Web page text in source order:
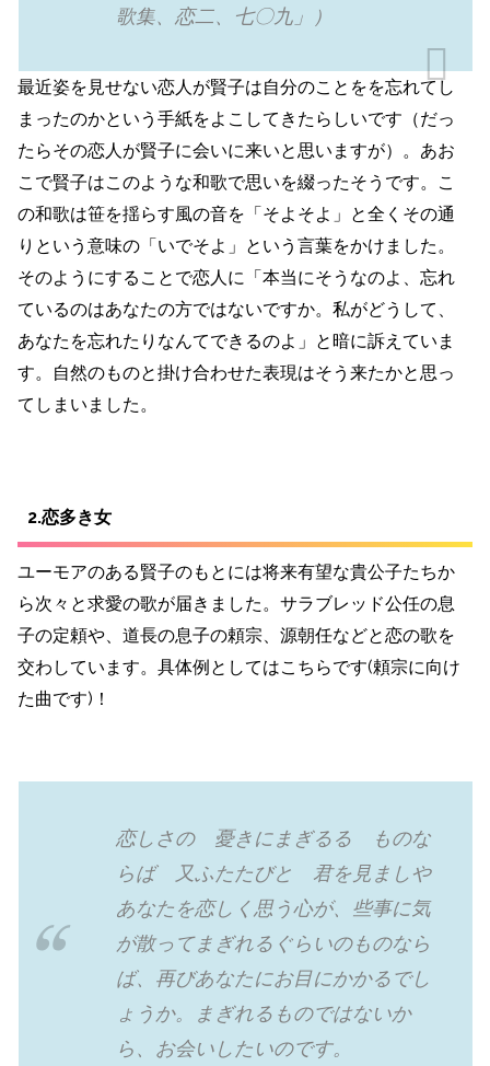
歌集、恋二、七〇九」）
最近姿を見せない恋人が賢子は自分のことをを忘れてし
まったのかという手紙をよこしてきたらしいです（だっ
たらその恋人が賢子に会いに来いと思いますが）。あお
こで賢子はこのような和歌で思いを綴ったそうです。こ
の和歌は笹を揺らす風の音を「そよそよ」と全くその通
りという意味の「いでそよ」という言葉をかけました。
そのようにすることで恋人に「本当にそうなのよ、忘れ
ているのはあなたの方ではないですか。私がどうして、
あなたを忘れたりなんてできるのよ」と暗に訴えていま
す。自然のものと掛け合わせた表現はそう来たかと思っ
てしまいました。
2.恋多き女
ユーモアのある賢子のもとには将来有望な貴公子たちか
ら次々と求愛の歌が届きました。サラブレッド公任の息
子の定頼や、道長の息子の頼宗、源朝任などと恋の歌を
交わしています。具体例としてはこちらです(頼宗に向け
た曲です)！
恋しさの 憂きにまぎるる ものな
らば 又ふたたびと 君を見ましや
あなたを恋しく思う心が、些事に気
が散ってまぎれるぐらいのものなら
ば、再びあなたにお目にかかるでし
ょうか。まぎれるものではないか
ら、お会いしたいのです。